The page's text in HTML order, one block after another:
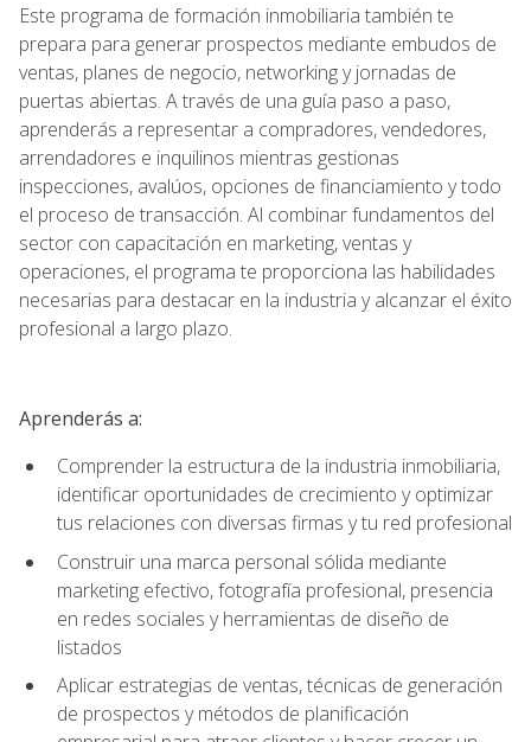
Este programa de formación inmobiliaria también te
prepara para generar prospectos mediante embudos de
ventas, planes de negocio, networking y jornadas de
puertas abiertas. A través de una guía paso a paso,
aprenderás a representar a compradores, vendedores,
arrendadores e inquilinos mientras gestionas
inspecciones, avalúos, opciones de financiamiento y todo
el proceso de transacción. Al combinar fundamentos del
sector con capacitación en marketing, ventas y
operaciones, el programa te proporciona las habilidades
necesarias para destacar en la industria y alcanzar el éxito
profesional a largo plazo.
Aprenderás a:
Comprender la estructura de la industria inmobiliaria,
identificar oportunidades de crecimiento y optimizar
tus relaciones con diversas firmas y tu red profesional
Construir una marca personal sólida mediante
marketing efectivo, fotografía profesional, presencia
en redes sociales y herramientas de diseño de
listados
Aplicar estrategias de ventas, técnicas de generación
de prospectos y métodos de planificación